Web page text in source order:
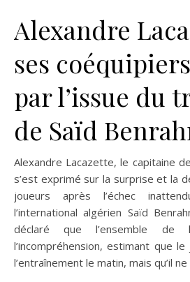
Alexandre
ses
par l’issue du
de Saïd
Alexandre Lacazette, le capitaine de l’Olympique Lyonnais,
s’est exprimé sur la surprise et la
joueurs après l’échec
l’international algérien Saïd
déclaré que l’ensemble de
l’incompréhension, estimant que
l’entraînement le matin, mais qu’il